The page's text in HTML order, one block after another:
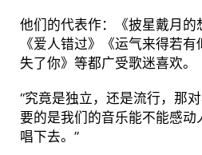
他们的代表作：《披星戴月的
《爱人错过》《运气来得若
失了你》等都广受歌迷喜欢。
“究竟是独立，还是流行，那
要的是我们的音乐能不能感动
唱下去。”